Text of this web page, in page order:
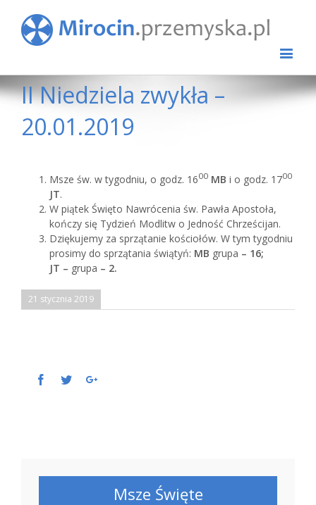
II Niedziela zwykła –
20.01.2019
Msze św. w tygodniu, o godz. 1600 MB i o godz. 1700
JT.
W piątek Święto Nawrócenia św. Pawła Apostoła,
kończy się Tydzień Modlitw o Jedność Chrześcijan.
Dziękujemy za sprzątanie kościołów. W tym tygodniu
prosimy do sprzątania świątyń: MB grupa – 16;
JT – grupa – 2.
21 stycznia 2019
Facebook
TwitterGoogle+
Msze Święte